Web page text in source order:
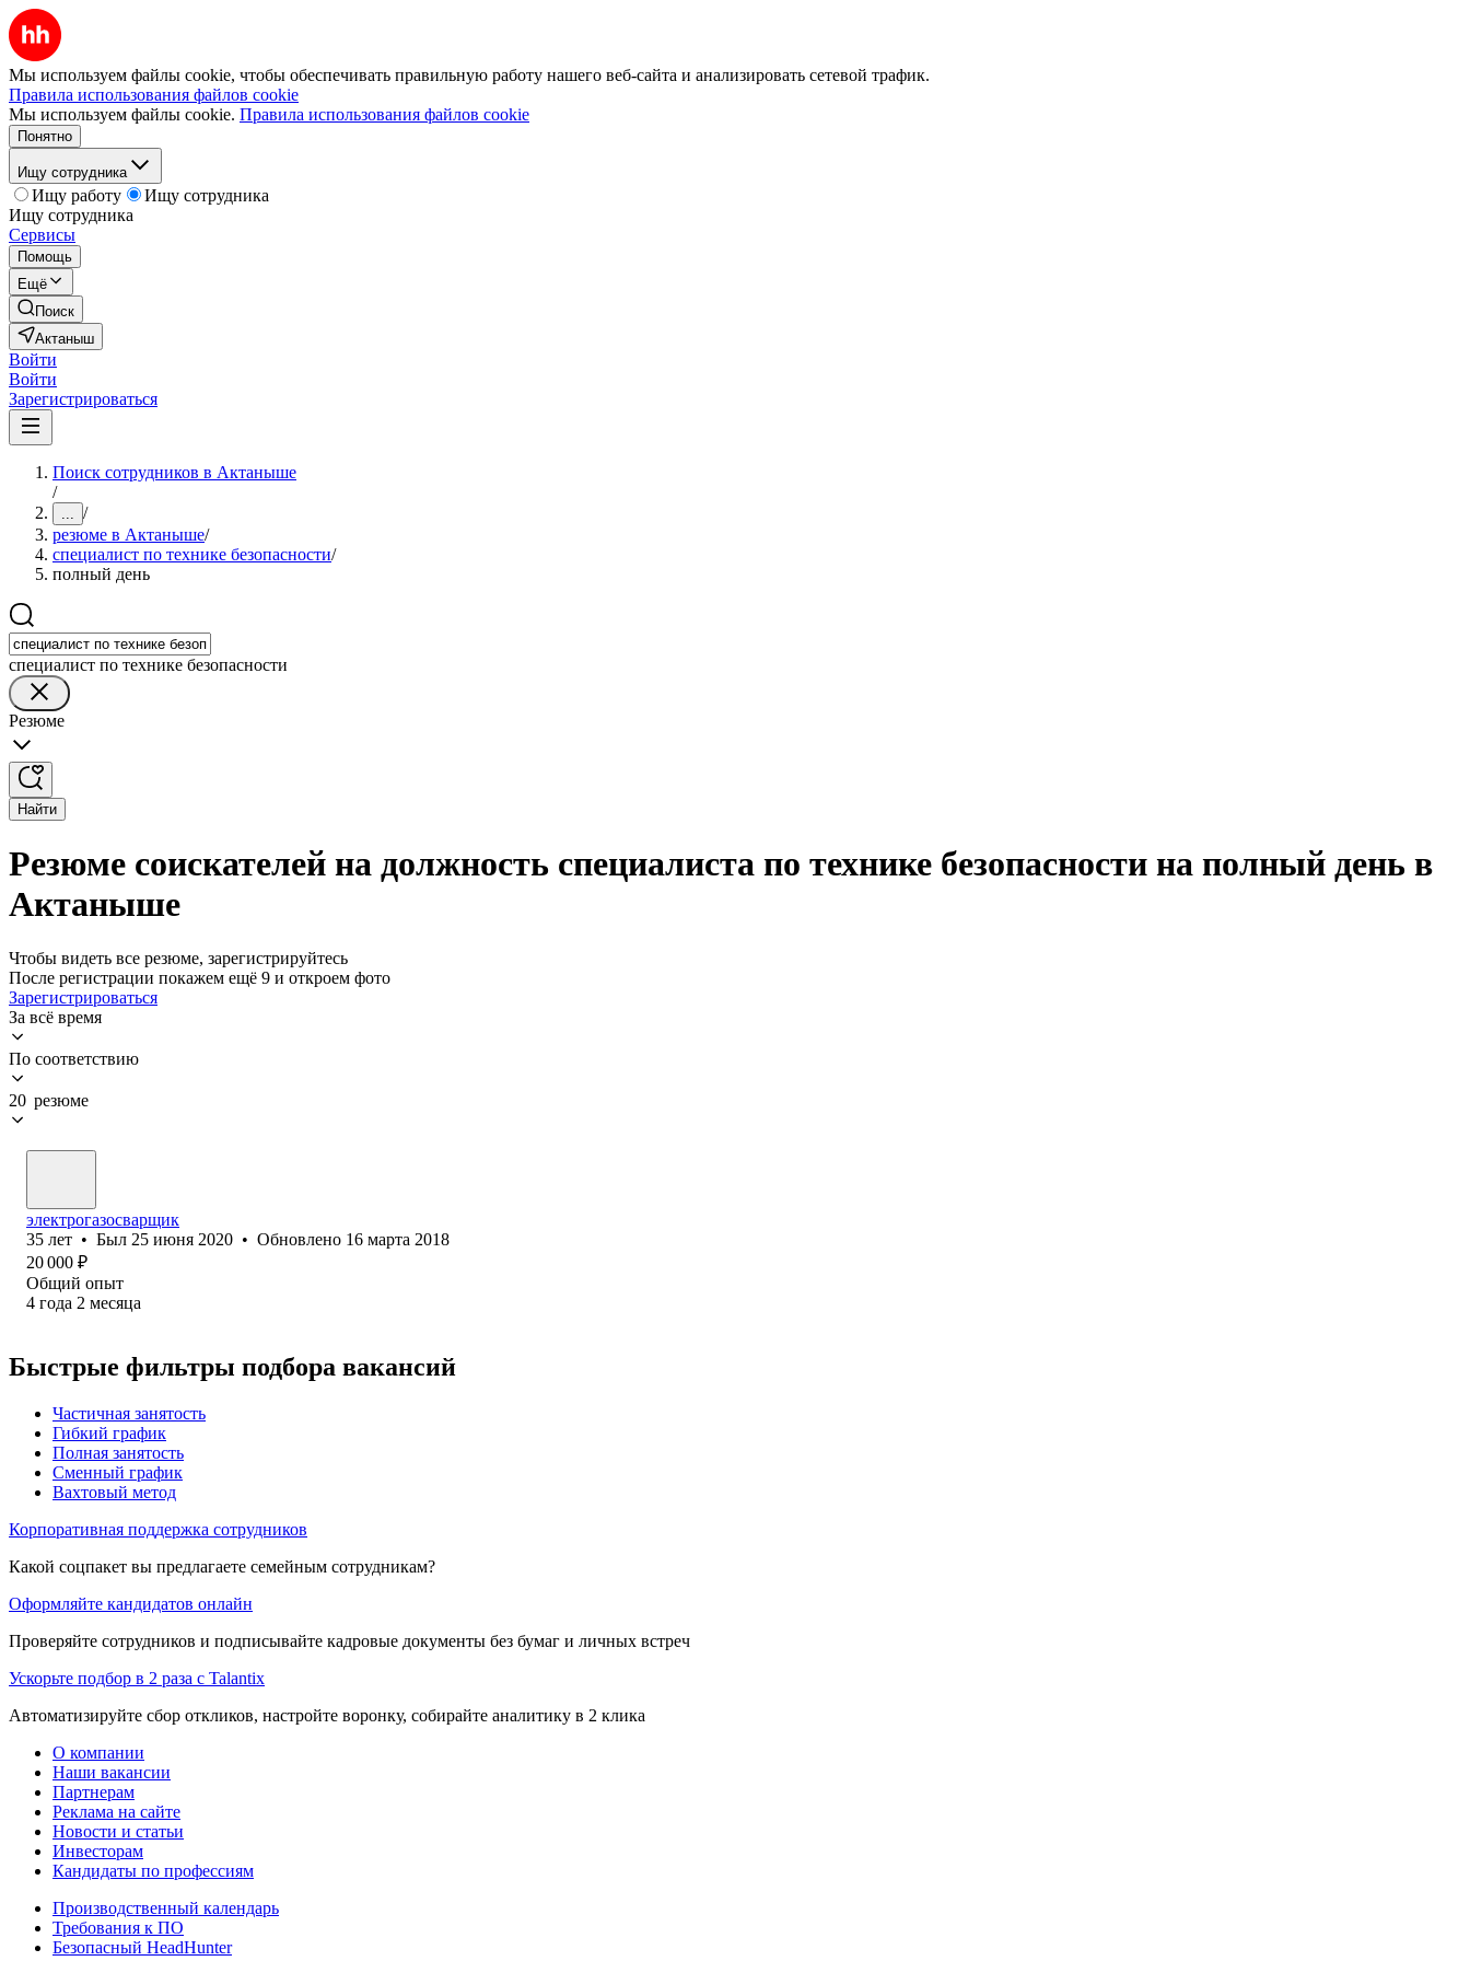
Мы используем файлы cookie, чтобы обеспечивать правильную работу нашего веб-сайта и анализировать сетевой трафик.
Правила использования файлов cookie
Мы используем файлы cookie. Правила использования файлов cookie
Понятно
Ищу сотрудника
Ищу работу
Ищу сотрудника
Ищу сотрудника
Сервисы
Помощь
Ещё
Поиск
Актаныш
Войти
Войти
Зарегистрироваться
Поиск сотрудников в Актаныше
/
... /
резюме в Актаныше/
специалист по технике безопасности/
полный день
специалист по технике безопасности
Резюме
Найти
Резюме соискателей на должность специалиста по технике безопасности на полный день в
Актаныше
Чтобы видеть все резюме, зарегистрируйтесь
После регистрации покажем ещё 9 и откроем фото
Зарегистрироваться
За всё время
По соответствию
20 резюме
электрогазосварщик
35 лет • Был 25 июня 2020 • Обновлено 16 марта 2018
20 000 ₽
Общий опыт
4 года 2 месяца
Быстрые фильтры подбора вакансий
Частичная занятость
Гибкий график
Полная занятость
Сменный график
Вахтовый метод
Корпоративная поддержка сотрудников
Какой соцпакет вы предлагаете семейным сотрудникам?
Оформляйте кандидатов онлайн
Проверяйте сотрудников и подписывайте кадровые документы без бумаг и личных встреч
Ускорьте подбор в 2 раза с Talantix
Автоматизируйте сбор откликов, настройте воронку, собирайте аналитику в 2 клика
О компании
Наши вакансии
Партнерам
Реклама на сайте
Новости и статьи
Инвесторам
Кандидаты по профессиям
Производственный календарь
Требования к ПО
Безопасный HeadHunter